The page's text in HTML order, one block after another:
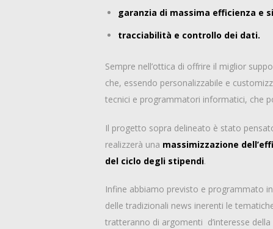
garanzia di massima efficienza e
tracciabilità e controllo dei dati.
Sempre nell’ottica di offrire il miglior
che, essendo personalizzabile e
tecnici e programmatori informatici, che
Il progetto sopra delineato è stato
realizzerà una massimizzazione
del ciclo degli stipendi.
Infine abbiamo previsto e programmato
delle tradizionali news inerenti le
tratteranno di argomenti d’interesse della